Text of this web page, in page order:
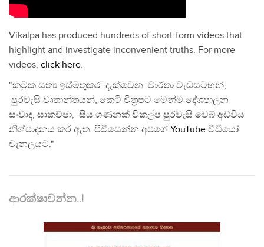
Vikalpa has produced hundreds of short-form videos that
highlight and investigate inconvenient truths. For more
videos, click here.
"කටුක සත්‍ය ඉස්මතුකර දැක්වෙන වාර්තා වැඩසටහන්,
පුරවැසි වෘතාන්තයන්, කෙටි චිත්‍රපට මෙන්ම දේශපාලන
සංවාද, සාකච්ඡා, සිය ගණනක් විකල්ප පුරවැසි වෙබ් අඩවිය
නිශ්පාදනය කර ඇත. පිවිසෙන්න අපගේ YouTube වීඩියෝ
චැනලයට."
ආරක්ෂාවන්න..!